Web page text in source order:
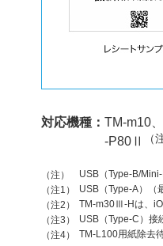
対応機種： TM-m10
-P80Ⅱ
（
（注）
USB（Type-B/
（注1）
USB（Type-A）（
（注2）
TM-m30Ⅲ-Hは、
（注3）
USB（Type-C）
（注4）
TM-L100用紙除去